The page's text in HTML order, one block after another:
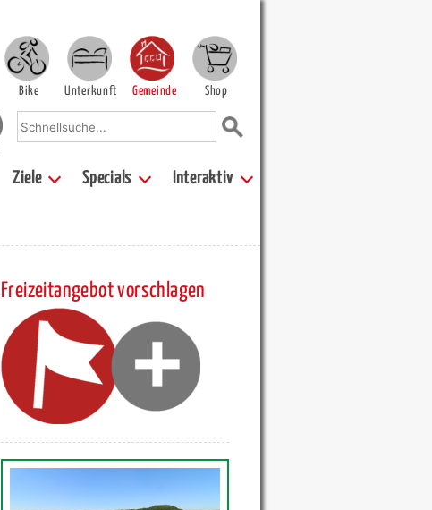
Bike Unterkunft Gemeinde Shop
Ziele Specials Interaktiv
Freizeitangebot vorschlagen